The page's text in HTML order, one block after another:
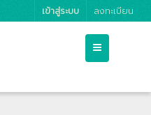
เข้าสู่ระบบ ลงทะเบียน